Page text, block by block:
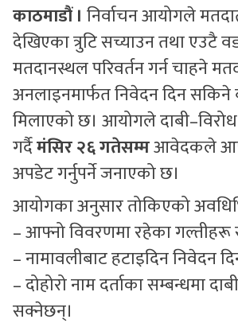
काठमाडौं । निर्वाचन आयोगले
देखिएका त्रुटि सच्याउन तथा एउटै
मतदानस्थल परिवर्तन गर्न चाहने
अनलाइनमार्फत निवेदन दिन सकिने
मिलाएको छ। आयोगले दाबी–विरोध
गर्दैमंसिर २६ गतेसम्मआवेदकले
अपडेट गर्नुपर्ने जनाएको छ।
आयोगका अनुसार तोकिएको
– आफ्नो विवरणमा रहेका गल्तीहरू
– नामावलीबाट हटाइदिन निवेदन
– दोहोरो नाम दर्ताका सम्बन्धमा
सक्नेछन्।